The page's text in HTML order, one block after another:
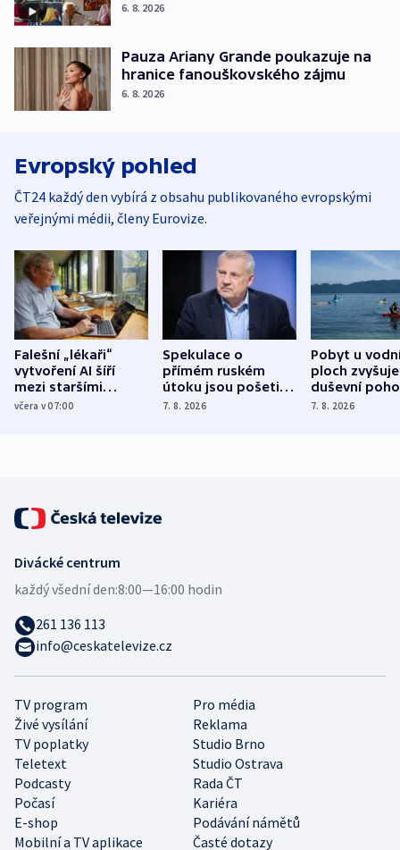
6. 8. 2026
Pauza Ariany Grande poukazuje na
hranice fanouškovského zájmu
6. 8. 2026
Evropský pohled
ČT24 každý den vybírá z obsahu publikovaného evropskými
veřejnými médii, členy Eurovize.
Falešní „lékaři“
vytvoření AI šíří
mezi staršími
Poláky nebezpečné
včera v 07:00
Spekulace o
přímém ruském
útoku jsou pošetilé,
míní estonský
7. 8. 2026
Pobyt u
ploch zvyšuje
duševní
ukázala
7. 8. 2026
TV program
Pro média
Živé vysílání
Reklama
TV poplatky
Studio Brno
Teletext
Studio Ostrava
Podcasty
Rada ČT
Počasí
Kariéra
E-shop
Podávání námětů
Mobilní a TV aplikace
Časté dotazy
Divácké centrum
každý všední den:8:00—16:00 hodin
261 136 113
info@ceskatelevize.cz